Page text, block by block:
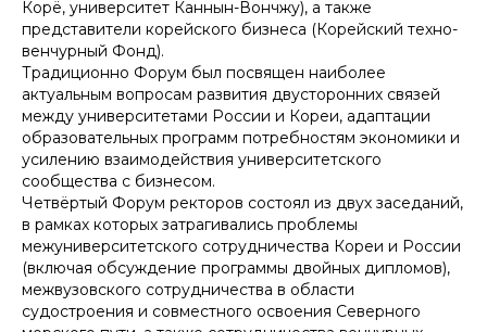
Корё, университет Каннын-Вончжу), а также
представители корейского бизнеса (Корейский техно-
венчурный Фонд).
Традиционно Форум был посвящен наиболее
актуальным вопросам развития двусторонних связей
между университетами России и Кореи, адаптации
образовательных программ потребностям экономики и
усилению взаимодействия университетского
сообщества с бизнесом.
Четвёртый Форум ректоров состоял из двух заседаний,
в рамках которых затрагивались проблемы
межуниверситетского сотрудничества Кореи и России
(включая обсуждение программы двойных дипломов),
межвузовского сотрудничества в области
судостроения и совместного освоения Северного